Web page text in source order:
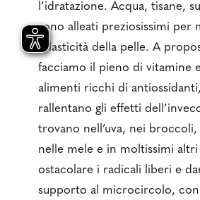
l’idratazione. Acqua, tisane,
sono alleati preziosissimi per
l’elasticità della pelle. A
facciamo il pieno di vitamine
alimenti ricchi di
rallentano gli effetti
trovano nell’uva, nei
nelle mele e in moltissimi
ostacolare i radicali liberi e
supporto al microcircolo,